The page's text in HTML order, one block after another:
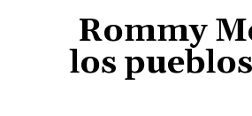
Rommy
los